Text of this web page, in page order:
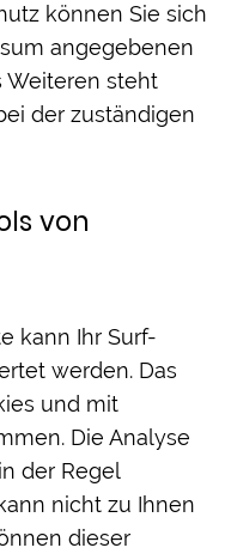
können Sie sich
angegebenen
Weiteren steht
der zuständigen
von
kann Ihr Surf-
werden. Das
und mit
Die Analyse
der Regel
nicht zu Ihnen
dieser